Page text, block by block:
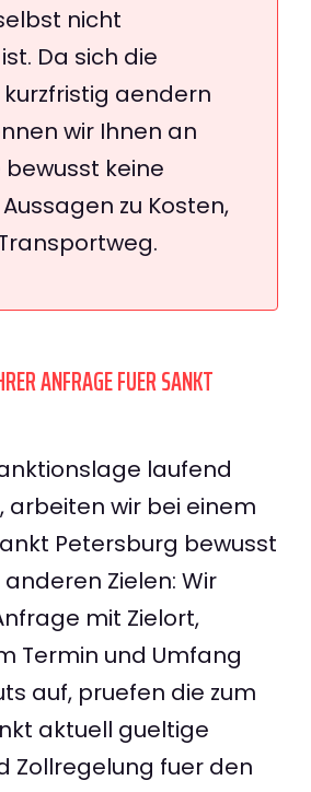
nicht
Da sich die
aendern
wir Ihnen an
keine
zu Kosten,
ANFRAGE FUER SANKT
laufend
arbeiten wir bei einem
Petersburg bewusst
Zielen: Wir
mit Zielort,
Termin und Umfang
auf, pruefen die zum
aktuell gueltige
Zollregelung fuer den